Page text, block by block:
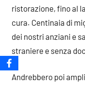
ristorazione, fino al
cura. Centinaia di
dei nostri anziani e
straniere e senza
Andrebbero poi